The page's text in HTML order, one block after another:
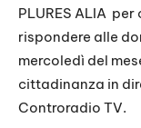
PLURES ALIA
rispondere alle
mercoledì del
cittadinanza in
Controradio TV.